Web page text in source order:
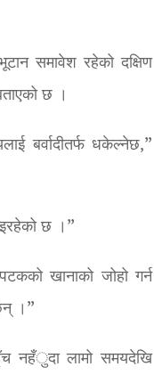
समावेश रहेको दक्षिण
छ ।
बर्वादीतर्फ धकेल्नेछ,”
छ ।”
खानाको जोहो गर्न
।”
नहँुदा लामो समयदेखि